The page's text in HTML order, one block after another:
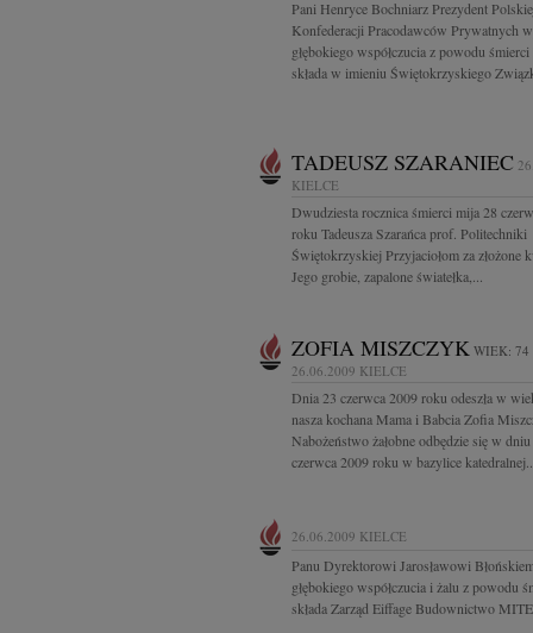
Pani Henryce Bochniarz Prezydent
Konfederacji Pracodawców Prywatnych
głębokiego współczucia z powodu
składa w imieniu Świętokrzyskiego
TADEUSZ SZARANIEC
KIELCE
Dwudziesta rocznica śmierci mija 28
roku Tadeusza Szarańca prof. Politechniki
Świętokrzyskiej Przyjaciołom za złożone
Jego grobie, zapalone światełka,...
ZOFIA MISZCZYK WIEK: 74
26.06.2009 KIELCE
Dnia 23 czerwca 2009 roku odeszła w
nasza kochana Mama i Babcia Zofia
Nabożeństwo żałobne odbędzie się w
czerwca 2009 roku w bazylice katedralnej...
26.06.2009 KIELCE
Panu Dyrektorowi Jarosławowi
głębokiego współczucia i żalu z powodu
składa Zarząd Eiffage Budownictwo